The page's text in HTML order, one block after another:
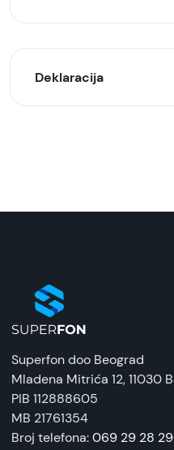
Deklaracija
Auto punjač
EAN:
6959072767172
Zemlja porekla:
Kina
Prava potrošača:
Zagarantovana sva
Superfon doo Beograd
Mladena Mitrića 12, 11030
PIB 112888605
MB 21761354
Broj telefona:069 29 28